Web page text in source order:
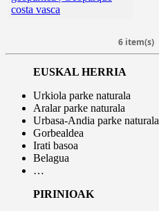
6 item(s)
EUSKAL HERRIA
Urkiola parke naturala
Aralar parke naturala
Urbasa-Andia parke naturala
Gorbealdea
Irati basoa
Belagua
…
PIRINIOAK